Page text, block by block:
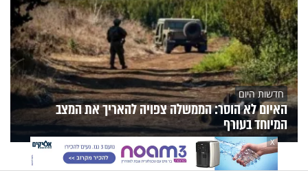
חדשות היום
האיום לא הוסר: הממשלה צפויה להאריך את המצב
המיוחד בעורף
הנצפיםפעילות הידברותתוכניות הערוץ
X